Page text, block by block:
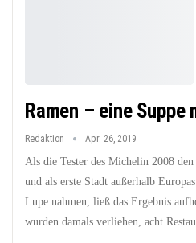
Ramen – eine Suppe
Redaktion Apr. 26, 2019
Als die Tester des Michelin 2008 den
und als erste Stadt außerhalb
Lupe nahmen, ließ das Ergebnis
wurden damals verliehen, acht